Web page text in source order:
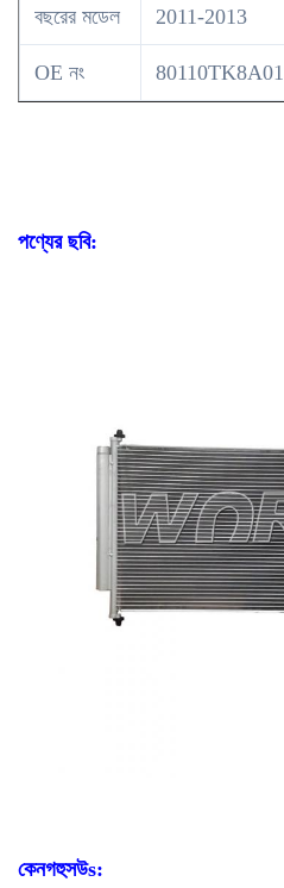
বছরের মডেল 2011-2013
OE নং 80110TK8A01
পণ্যের ছবি:
কেনগহুসউs: